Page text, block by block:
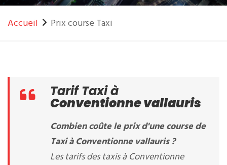
Accueil Prix course Taxi
Tarif Taxi à
Conventionne vallauris
Combien coûte le prix d'une course de
Taxi à Conventionne vallauris ?
Les tarifs des taxis à Conventionne